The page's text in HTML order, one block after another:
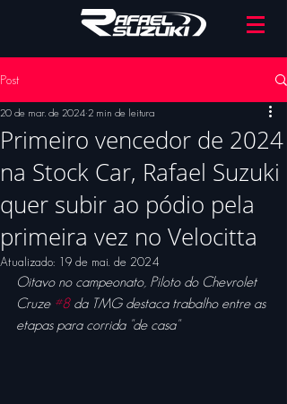
Post
Primeiro vencedor de 2024
na Stock Car, Rafael Suzuki
quer subir ao pódio pela
primeira vez no Velocitta
20 de mar. de 2024 2 min de leitura
Atualizado: 19 de mai. de 2024
Oitavo no campeonato, Piloto do Chevrolet
Cruze #8 da TMG destaca trabalho entre as
etapas para corrida "de casa"